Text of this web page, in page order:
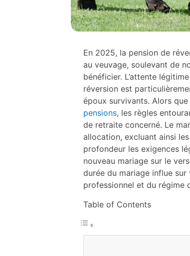
En 2025, la pension de
au veuvage, soulevant de
bénéficier. L’attente
réversion est
époux survivants. Alors
pensions, les règles
de retraite concerné. Le
allocation, excluant ainsi
profondeur les exigences
nouveau mariage sur le
durée du mariage influe
professionnel et du régime
Table of Contents